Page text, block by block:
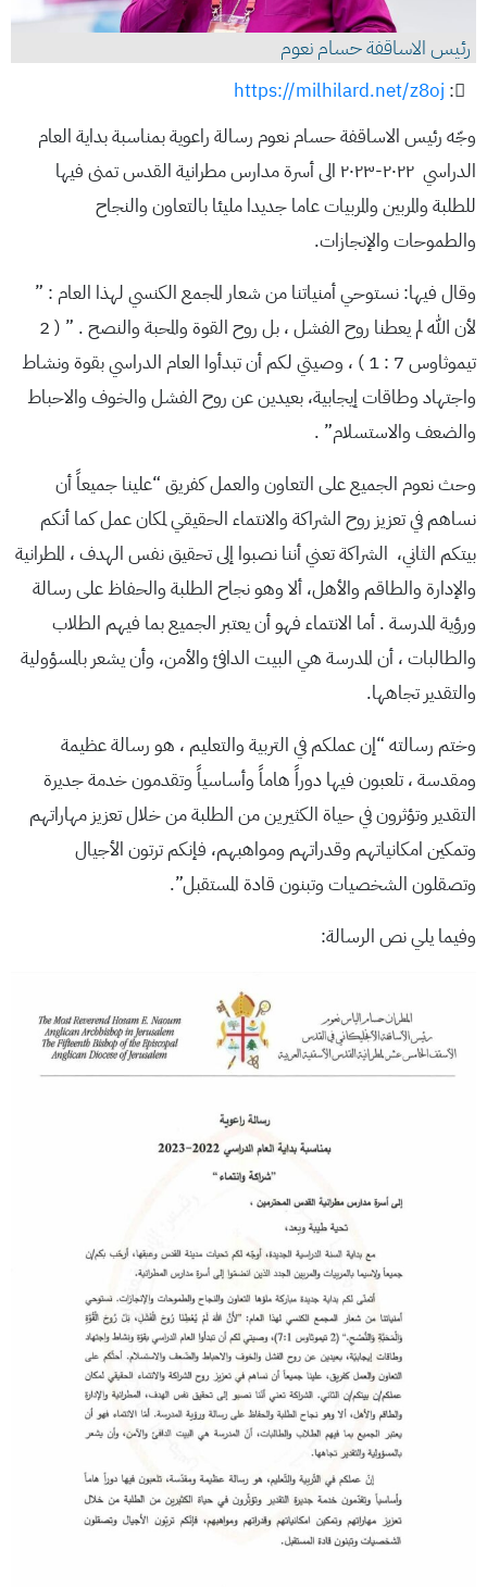
رئيس الاساقفة حسام نعوم
:
https://milhilard.net/z8oj
وجّه رئيس الاساقفة حسام نعوم رسالة راعوية بمناسبة بداية العام
الدراسي ٢٠٢٢-٢٠٢٣ الى أسرة مدارس مطرانية القدس تمنى فيها
للطلبة والمربين والمربيات عاما جديدا مليئا بالتعاون والنجاح
والطموحات والإنجازات.
وقال فيها: نستوحي أمنياتنا من شعار المجمع الكنسي لهذا العام : ”
لأن الله لم يعطنا روح الفشل ، بل روح القوة والمحبة والنصح . ” ( 2
تيموثاوس 7 : 1 ) ، وصيتي لكم أن تبدأوا العام الدراسي بقوة ونشاط
واجتهاد وطاقات إيجابية، بعيدين عن روح الفشل والخوف والاحباط
والضعف والاستسلام” .
وحث نعوم الجميع على التعاون والعمل كفريق “علينا جميعاً أن
نساهم في تعزيز روح الشراكة والانتماء الحقيقي لمكان عمل كما أنكم
بيتكم الثاني، الشراكة تعني أننا نصبوا إلى تحقيق نفس الهدف ، المطرانية
والإدارة والطاقم والأهل، ألا وهو نجاح الطلبة والحفاظ على رسالة
ورؤية المدرسة . أما الانتماء فهو أن يعتبر الجميع بما فيهم الطلاب
والطالبات ، أن المدرسة هي البيت الدافئ والأمن، وأن يشعر بالمسؤولية
والتقدير تجاهها.
وختم رسالته “إن عملكم في التربية والتعليم ، هو رسالة عظيمة
ومقدسة ، تلعبون فيها دوراً هاماً وأساسياً وتقدمون خدمة جديرة
التقدير وتؤثرون في حياة الكثيرين من الطلبة من خلال تعزيز مهاراتهم
وتمكين امكانياتهم وقدراتهم ومواهبهم، فإنكم ترتون الأجيال
وتصقلون الشخصيات وتبنون قادة المستقبل”.
وفيما يلي نص الرسالة: